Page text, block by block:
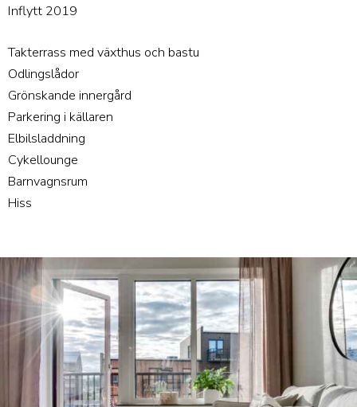
Inflytt 2019
Takterrass med växthus och bastu
Odlingslådor
Grönskande innergård
Parkering i källaren
Elbilsladdning
Cykellounge
Barnvagnsrum
Hiss